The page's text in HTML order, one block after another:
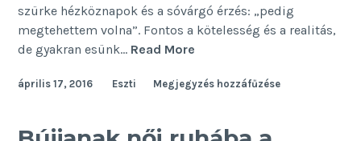
szürke hézköznapok és a sóvárgó érzés: „pedig
megtehettem volna”. Fontos a kötelesség és a realitás,
de gyakran esünk… Read More
amikor
keress
április 17, 2016 Eszti Megjegyzés hozzáfűzése